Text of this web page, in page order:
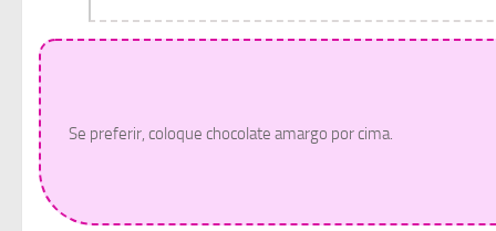
Se preferir, coloque chocolate amargo por cima.